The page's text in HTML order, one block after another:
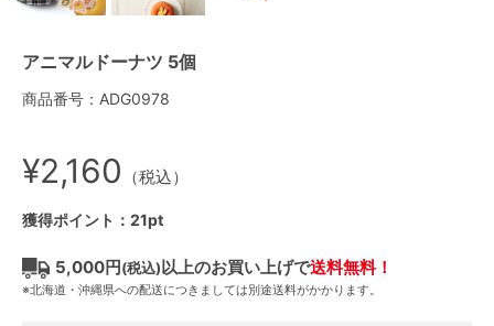
アニマルドーナツ 5個
商品番号：ADG0978
¥2,160 （税込）
獲得ポイント：21pt
5,000円(税込)以上のお買い上げで送料無料！
※北海道・沖縄県への配送につきましては別途送料がかかります。